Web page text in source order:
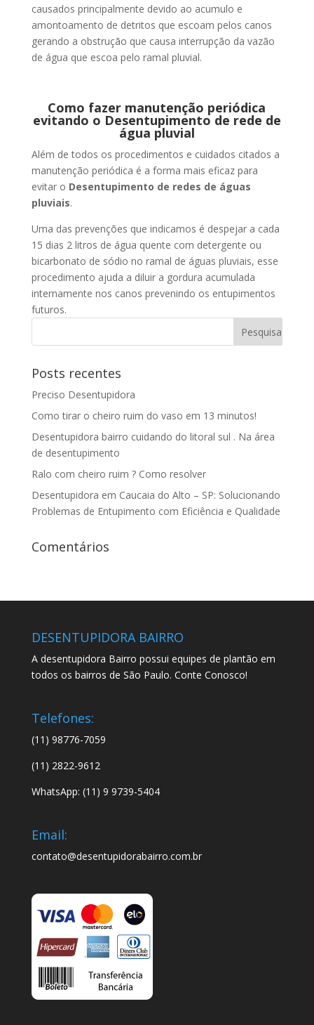
causados principalmente devido ao acumulo e
amontoamento de detritos que escoam pelos canos
gerando a obstrução que causa interrupção da vazão
de água que escoa pelo ramal pluvial.
Como fazer manutenção periódica
evitando o Desentupimento de rede de
água pluvial
Além de todos os procedimentos e cuidados citados a
manutenção periódica é a forma mais eficaz para
evitar o Desentupimento de redes de águas
pluviais.
Uma das prevenções que indicamos é despejar a cada
15 dias 2 litros de água quente com detergente ou
bicarbonato de sódio no ramal de águas pluviais, esse
procedimento ajuda a diluir a gordura acumulada
internamente nos canos prevenindo os entupimentos
futuros.
Posts recentes
Preciso Desentupidora
Como tirar o cheiro ruim do vaso em 13 minutos!
Desentupidora bairro cuidando do litoral sul . Na área
de desentupimento
Ralo com cheiro ruim ? Como resolver
Desentupidora em Caucaia do Alto – SP: Solucionando
Problemas de Entupimento com Eficiência e Qualidade
Comentários
DESENTUPIDORA BAIRRO
A desentupidora Bairro possui equipes de plantão em
todos os bairros de São Paulo. Conte Conosco!
Telefones:
(11) 98776-7059
(11) 2822-9612
WhatsApp: (11) 9 9739-5404
Email:
contato@desentupidorabairro.com.br